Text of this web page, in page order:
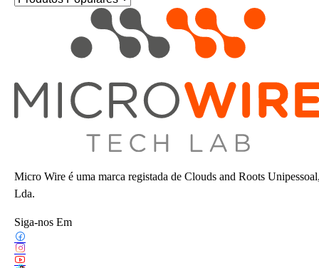
Micro Wire é uma marca registada de Clouds and Roots
Lda.
Siga-nos Em